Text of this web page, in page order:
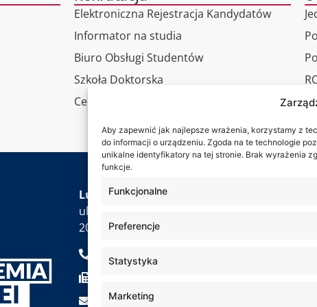
Aby zapewnić jak najlepsze wrażenia, korzystamy z
do informacji o urządzeniu. Zgoda na te technologie
unikalne identyfikatory na tej stronie. Brak wyrażenia
funkcje.
Funkcjonalne
Preferencje
Statystyka
Marketing
Elektroniczna Rejestracja Kandydatów
Informator na studia
Biuro Obsługi Studentów
Szkoła Doktorska
Centrum Studiów Podyplomowych
Lubelska Akademia WSEI
ul. Projektowa 4
20-209 Lublin
+48 81 749 17 70
kancelaria@wsei.pl